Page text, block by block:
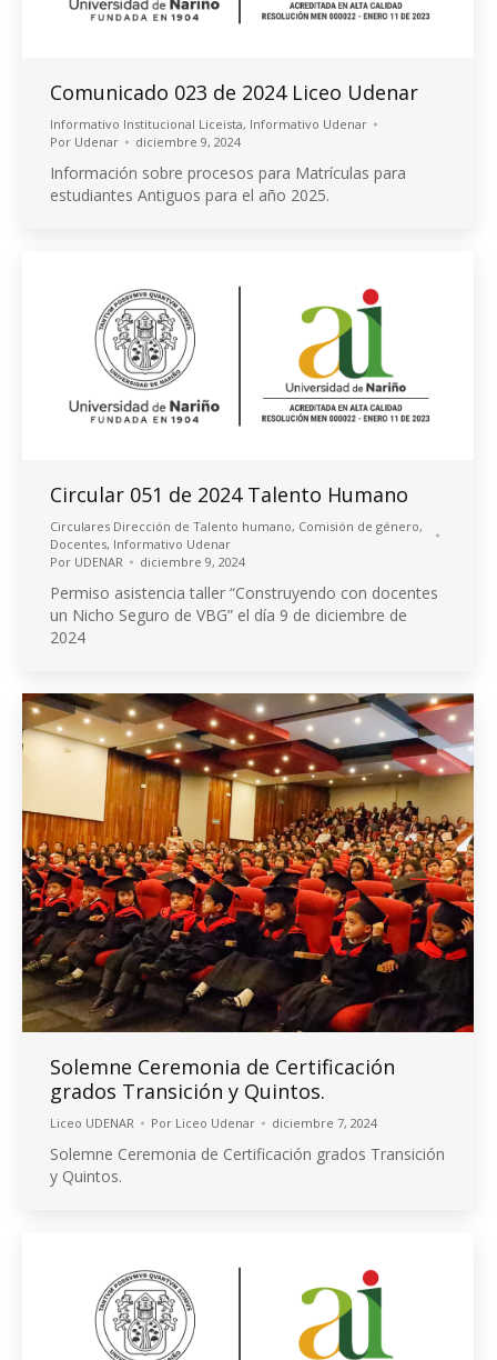
Comunicado 023 de 2024 Liceo Udenar
Informativo Institucional Liceista, Informativo Udenar
Por Udenar diciembre 9, 2024
Información sobre procesos para Matrículas para
estudiantes Antiguos para el año 2025.
Circular 051 de 2024 Talento Humano
Circulares Dirección de Talento humano, Comisión de género,
Docentes, Informativo Udenar
Por UDENAR diciembre 9, 2024
Permiso asistencia taller “Construyendo con docentes
un Nicho Seguro de VBG” el día 9 de diciembre de
2024
Solemne Ceremonia de Certificación
grados Transición y Quintos.
Liceo UDENAR Por Liceo Udenar diciembre 7, 2024
Solemne Ceremonia de Certificación grados Transición
y Quintos.